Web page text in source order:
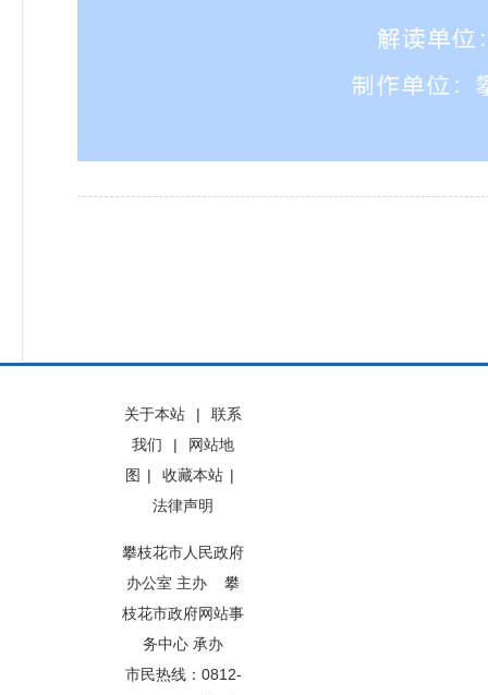
关于本站 |
联系
我们
|
网站地
图 | 收藏本站 |
法律声明
攀枝花市人民政府
办公室 主办 攀
枝花市政府网站事
务中心 承办
市民热线：0812-